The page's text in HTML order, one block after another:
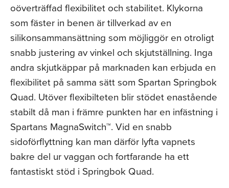
oöverträffad flexibilitet och stabilitet. Klykorna
som fäster in benen är tillverkad av en
silikonsammansättning som möjliggör en otroligt
snabb justering av vinkel och skjutställning. Inga
andra skjutkäppar på marknaden kan erbjuda en
flexibilitet på samma sätt som Spartan Springbok
Quad. Utöver flexibilteten blir stödet enastående
stabilt då man i främre punkten har en infästning i
Spartans MagnaSwitch™. Vid en snabb
sidoförflyttning kan man därför lyfta vapnets
bakre del ur vaggan och fortfarande ha ett
fantastiskt stöd i Springbok Quad.